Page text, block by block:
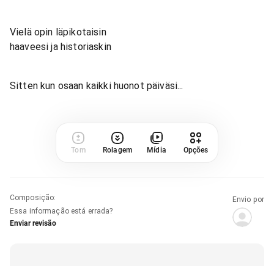
Vielä opin läpikotaisin
haaveesi ja historiaskin
Sitten kun osaan kaikki huonot päiväsi...
Tom Rolagem Mídia Opções
Composição:
Essa informação está errada?
Enviar revisão
Envio por